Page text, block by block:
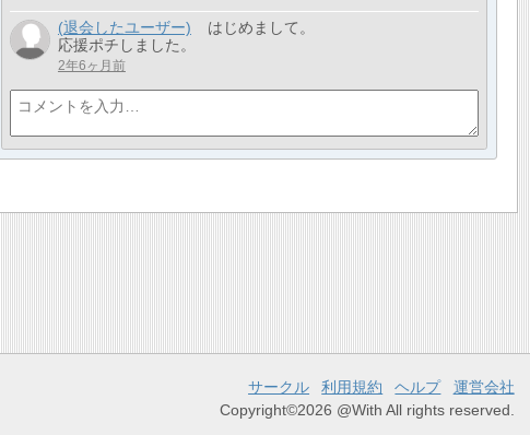
(退会したユーザー)
はじめまして。
応援ポチしました。
2年6ヶ月前
サークル 利用規約 ヘルプ
運営会社
Copyright©2026 @With All rights reserved.